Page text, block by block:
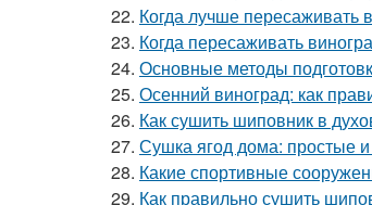
22. Когда лучше пересаживать
23. Когда пересаживать
24. Основные методы
25. Осенний виноград: как
26. Как сушить шиповник в
27. Сушка ягод дома: простые
28. Какие спортивные
29. Как правильно сушить